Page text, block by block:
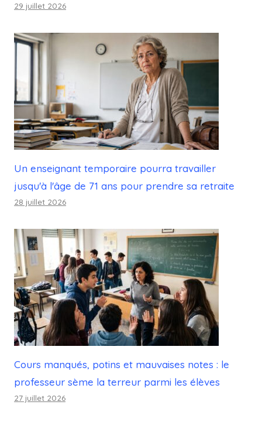
29 juillet 2026
Un enseignant temporaire pourra travailler
jusqu'à l'âge de 71 ans pour prendre sa retraite
28 juillet 2026
Cours manqués, potins et mauvaises notes : le
professeur sème la terreur parmi les élèves
27 juillet 2026